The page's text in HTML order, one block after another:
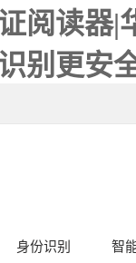
阅读器|
别更安
身份识别 智